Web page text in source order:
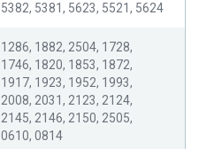
5382, 5381, 5623, 5521, 5624
1286, 1882, 2504, 1728,
1746, 1820, 1853, 1872,
1917, 1923, 1952, 1993,
2008, 2031, 2123, 2124,
2145, 2146, 2150, 2505,
0610, 0814